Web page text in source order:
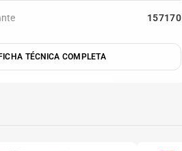
157170
FICHA TÉCNICA COMPLETA